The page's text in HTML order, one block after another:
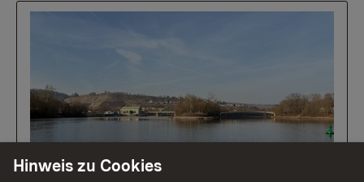
Hinweis zu Cookies